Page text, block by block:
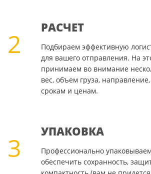
2
РАСЧЕТ
Подбираем эффективную
для вашего отправления. На
принимаем во внимание
вес, объем груза,
срокам и ценам.
3
УПАКОВКА
Профессионально
обеспечить сохранность,